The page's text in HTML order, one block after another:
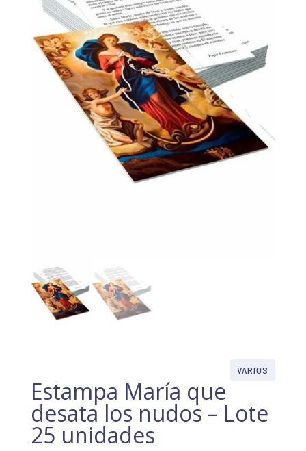
VARIOS
Estampa María que
desata los nudos – Lote
25 unidades